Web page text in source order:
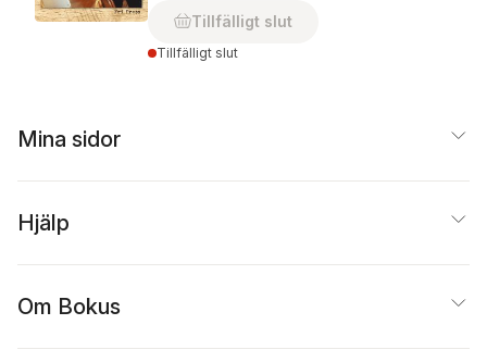
Tillfälligt slut
Tillfälligt slut
Mina sidor
Hjälp
Om Bokus